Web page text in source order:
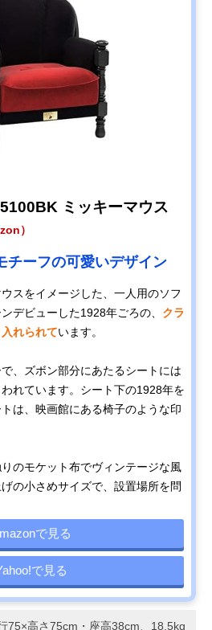
ミッキーマウス
）
チーフの可愛いデザイン
スをイメージした、一人用のソフ
デビューした1928年ごろの、 クラ
れられています。
、ズボン部分にあたるシートには
れています。シート下の1928年を
は、映画館にある椅子のような印
のモケット布でヴィンテージな風
の小さめサイズで、設置場所を問
で見る
で見る
75×高さ75cm・座高38cm、18.5kg